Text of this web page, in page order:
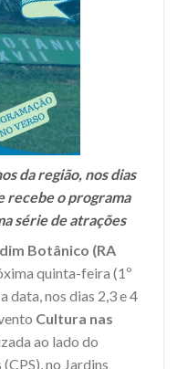
da região, nos dias
recebe o programa
série de atrações
Botânico (RA
quinta-feira (1º
data, nos dias 2,3 e 4
Cultura nas
ao lado do
no Jardins